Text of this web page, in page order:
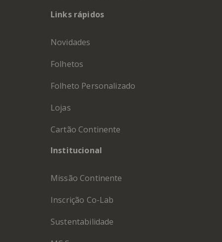
Links rápidos
Novidades
Folhetos
Folheto Personalizado
Lojas
Cartão Continente
Institucional
Missão Continente
Inscrição Co-Lab
Sustentabilidade